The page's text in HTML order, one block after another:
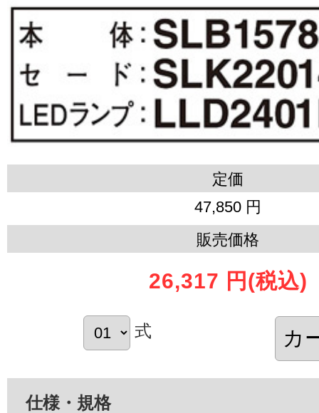
定価
47,850 円
販売価格
26,317 円 (税込)
式
仕様・規格